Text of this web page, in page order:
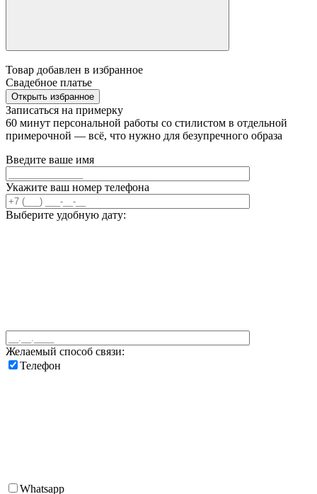
Товар добавлен в избранное
Свадебное платье
Открыть избранное
Записаться на примерку
60 минут персональной работы со стилистом в отдельной
примерочной — всё, что нужно для безупречного образа
Введите ваше имя
Укажите ваш номер телефона
Выберите удобную дату:
Желаемый способ связи:
Телефон
Whatsapp